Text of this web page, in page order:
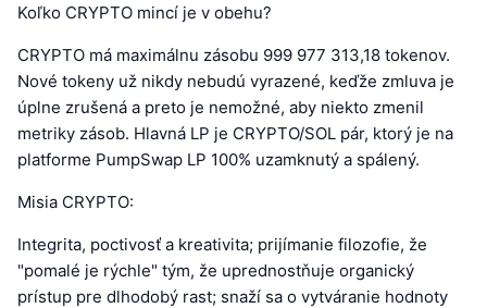
Koľko CRYPTO mincí je v obehu?
CRYPTO má maximálnu zásobu 999 977 313,18 tokenov.
Nové tokeny už nikdy nebudú vyrazené, keďže zmluva je
úplne zrušená a preto je nemožné, aby niekto zmenil
metriky zásob. Hlavná LP je CRYPTO/SOL pár, ktorý je na
platforme PumpSwap LP 100% uzamknutý a spálený.
Misia CRYPTO:
Integrita, poctivosť a kreativita; prijímanie filozofie, že
"pomalé je rýchle" tým, že uprednostňuje organický
prístup pre dlhodobý rast; snaží sa o vytváranie hodnoty